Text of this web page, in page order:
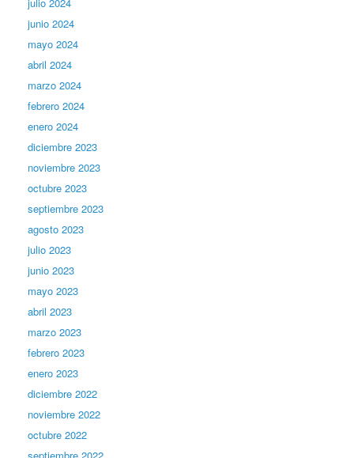
junio 2024
mayo 2024
abril 2024
marzo 2024
febrero 2024
enero 2024
diciembre 2023
noviembre 2023
octubre 2023
septiembre 2023
agosto 2023
julio 2023
junio 2023
mayo 2023
abril 2023
marzo 2023
febrero 2023
enero 2023
diciembre 2022
noviembre 2022
octubre 2022